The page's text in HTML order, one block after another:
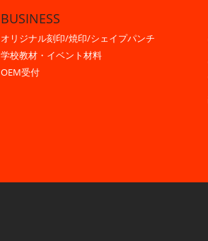
BUSINESS
オリジナル刻印/焼印/シェイプパンチ
学校教材・イベント材料
OEM受付